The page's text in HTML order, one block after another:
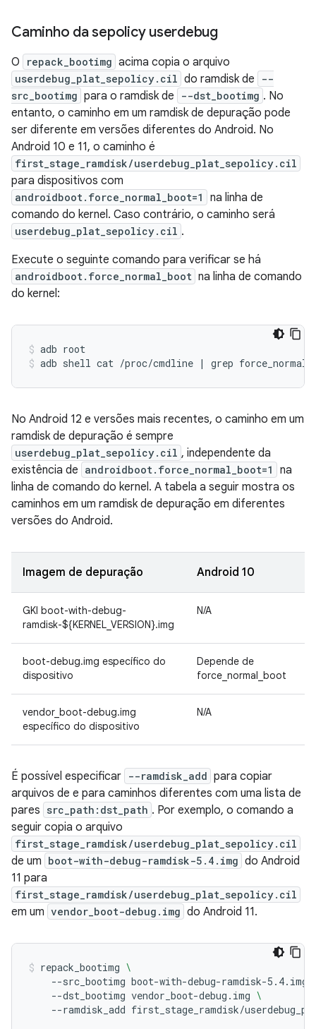
Caminho da sepolicy userdebug
O repack_bootimg acima copia o arquivo
userdebug_plat_sepolicy.cil do ramdisk de
--
src_bootimg para o ramdisk de --dst_bootimg . No
entanto, o caminho em um ramdisk de depuração pode
ser diferente em versões diferentes do Android. No
Android 10 e 11, o caminho é
first_stage_ramdisk/userdebug_plat_sepolicy.cil
para dispositivos com
androidboot.force_normal_boot=1
na linha de
comando do kernel. Caso contrário, o caminho será
userdebug_plat_sepolicy.cil .
Execute o seguinte comando para verificar se há
androidboot.force_normal_boot na linha de comando
do kernel:
adb root
adb shell cat /proc/cmdline | grep
No Android 12 e versões mais recentes, o caminho em um
ramdisk de depuração é sempre
userdebug_plat_sepolicy.cil , independente da
existência de androidboot.force_normal_boot=1
na
linha de comando do kernel. A tabela a seguir mostra os
caminhos em um ramdisk de depuração em diferentes
versões do Android.
Imagem de depuração Android 10
GKI boot-with-debug-
ramdisk-${KERNEL_VERSION}.img
N/A
boot-debug.img específico do
dispositivo
Depende de
force_normal_boot
vendor_boot-debug.img
específico do dispositivo
N/A
É possível especificar --ramdisk_add para copiar
arquivos de e para caminhos diferentes com uma lista de
pares src_path:dst_path . Por exemplo, o comando a
seguir copia o arquivo
first_stage_ramdisk/userdebug_plat_sepolicy.cil
de um boot-with-debug-ramdisk-5.4.img do Android
11 para
first_stage_ramdisk/userdebug_plat_sepolicy.cil
em um vendor_boot-debug.img do Android 11.
repack_bootimg \
--src_bootimg boot-with-debug-ramdisk-5.4.img
--dst_bootimg vendor_boot-debug.img \
--ramdisk_add first_stage_ramdisk/